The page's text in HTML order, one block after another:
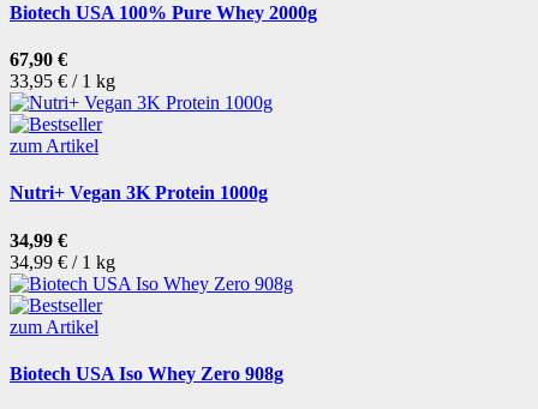
Biotech USA 100% Pure Whey 2000g
67,90 €
33,95 € / 1 kg
zum Artikel
Nutri+ Vegan 3K Protein 1000g
34,99 €
34,99 € / 1 kg
zum Artikel
Biotech USA Iso Whey Zero 908g